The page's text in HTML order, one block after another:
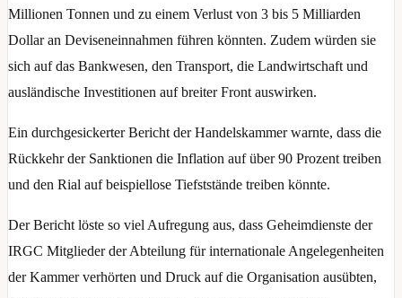
Millionen Tonnen und zu einem Verlust von 3 bis 5 Milliarden
Dollar an Deviseneinnahmen führen könnten. Zudem würden sie
sich auf das Bankwesen, den Transport, die Landwirtschaft und
ausländische Investitionen auf breiter Front auswirken.
Ein durchgesickerter Bericht der Handelskammer warnte, dass die
Rückkehr der Sanktionen die Inflation auf über 90 Prozent treiben
und den Rial auf beispiellose Tiefststände treiben könnte.
Der Bericht löste so viel Aufregung aus, dass Geheimdienste der
IRGC Mitglieder der Abteilung für internationale Angelegenheiten
der Kammer verhörten und Druck auf die Organisation ausübten,